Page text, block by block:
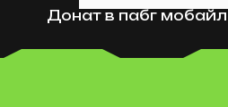
Донат в пабг